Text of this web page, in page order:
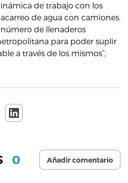
de trabajo con los
de agua con camiones.
de llenaderos
para poder suplir
a través de los mismos”,
0 Añadir comentario